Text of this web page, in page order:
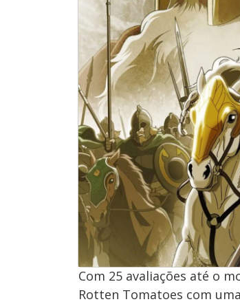
Com 25 avaliações até o
Rotten Tomatoes com